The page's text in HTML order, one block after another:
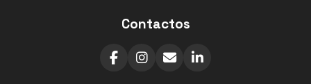
Contactos